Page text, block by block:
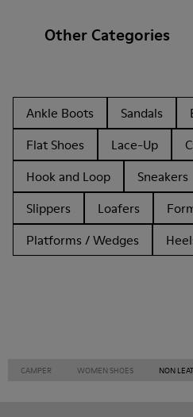
Other Categories
Ankle Boots Sandals
Flat Shoes
Lace-Up
Hook and Loop
Sneakers
Slippers
Loafers
Platforms / Wedges
CAMPER WOMEN SHOES NON